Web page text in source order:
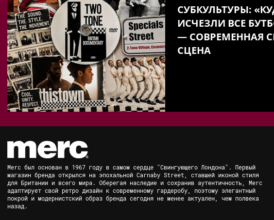
СУБКУЛЬТУРЫ:
ИСЧЕЗЛИ ВСЕ
— СОВРЕМЕННАЯ
СЦЕНА
Merc был основан в 1967 году в самом сердце "Свингующего Лондона". Первый
магазин бренда открылся на эпохальной Carnaby Street, ставшей иконой стиля
для Британии и всего мира. Оберегая наследие и сохранив аутентичность, Merc
адаптирует свой ретро дизайн к современному гардеробу, поэтому элегантный
покрой и модернистский образ бренда сегодня не менее актуален, чем полвека
назад.